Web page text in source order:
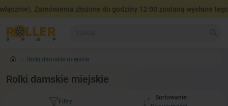
Zamówienia złożone do godziny 12:00 zostaną wysłane tego
Rolki damskie miejskie
Rolki damskie miejskie
Filtry
Sortowanie: